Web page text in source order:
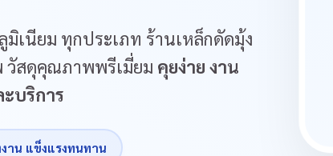
เนียม ทุกประเภท ร้านเหล็กดัดมุ้ง
วัสดุคุณภาพพรีเมี่ยม คุยง่าย งาน
บริการ
งาน แข็งแรงทนทาน